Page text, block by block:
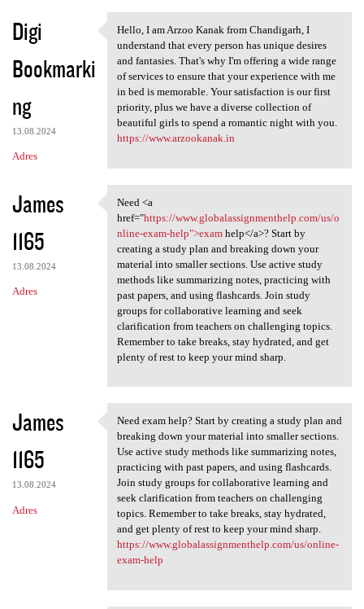
Digi
Bookmarki
ng
13.08.2024
Adres
Hello, I am Arzoo Kanak from
Hello, I am Arzoo Kanak from Chandigarh, I
understand that every person has unique desires
and fantasies. That's why I'm offering a wide range
of services to ensure that your experience with me
in bed is memorable. Your satisfaction is our first
priority, plus we have a diverse collection of
beautiful girls to spend a romantic night with you.
https://www.arzookanak.in
James
1165
13.08.2024
Adres
Need <a href="https://www
Need <a
href="https://www.globalassignmenthelp.com/us/o
nline-exam-help">examhelp</a>? Start by
creating a study plan and breaking down your
material into smaller sections. Use active study
methods like summarizing notes, practicing with
past papers, and using flashcards. Join study
groups for collaborative learning and seek
clarification from teachers on challenging topics.
Remember to take breaks, stay hydrated, and get
plenty of rest to keep your mind sharp.
James
1165
13.08.2024
Adres
Need exam help? Start by
Need exam help? Start by creating a study plan and
breaking down your material into smaller sections.
Use active study methods like summarizing notes,
practicing with past papers, and using flashcards.
Join study groups for collaborative learning and
seek clarification from teachers on challenging
topics. Remember to take breaks, stay hydrated,
and get plenty of rest to keep your mind sharp.
https://www.globalassignmenthelp.com/us/online-
exam-help